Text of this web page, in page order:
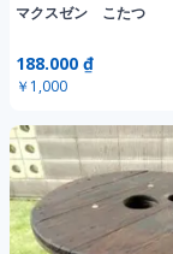
マクスゼン こたつ
188.000 ₫
￥1,000